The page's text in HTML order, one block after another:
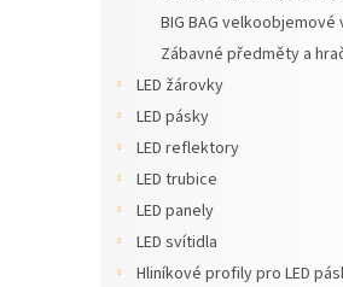
BIG BAG velkoobjemové
Zábavné předměty a
LED žárovky
LED pásky
LED reflektory
LED trubice
LED panely
LED svítidla
Hliníkové profily pro LED